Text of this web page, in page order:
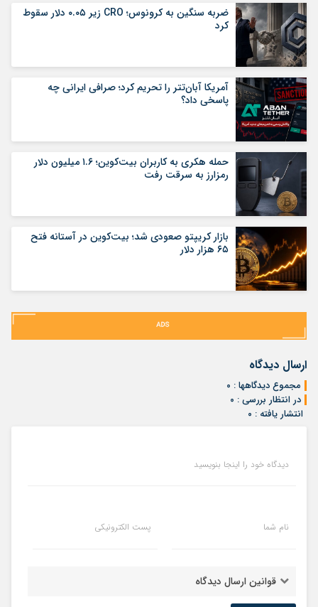
ضربه سنگین به کرونوس؛ CRO زیر ۰.۰۵ دلار سقوط
کرد
آمریکا آبان‌تتر را تحریم کرد؛ صرافی ایرانی چه
پاسخی داد؟
حمله هکری به کاربران بیت‌کوین؛ ۱.۶ میلیون دلار
رمزارز به سرقت رفت
بازار کریپتو صعودی شد؛ بیت‌کوین در آستانه فتح
۶۵ هزار دلار
ارسال دیدگاه
مجموع دیدگاهها : ۰
در انتظار بررسی : ۰
انتشار یافته : ۰
دیدگاه خود را اینجا بنویسید
نام شما پست الکترونیکی
قوانین ارسال دیدگاه